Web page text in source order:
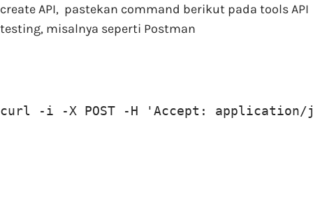
create API, pastekan command berikut pada tools API
testing, misalnya seperti Postman
curl -i -X POST -H 'Accept: